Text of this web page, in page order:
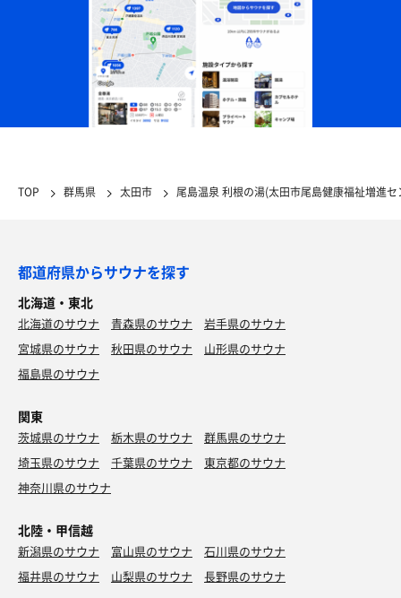
TOP 群馬県 太田市 尾島温泉 利根の湯(太田市尾島健康福祉増進セ
都道府県からサウナを探す
北海道・東北
北海道のサウナ 青森県のサウナ
岩手県のサウナ
宮城県のサウナ
秋田県のサウナ
山形県のサウナ
福島県のサウナ
関東
茨城県のサウナ 栃木県のサウナ
群馬県のサウナ
埼玉県のサウナ
千葉県のサウナ
東京都のサウナ
神奈川県のサウナ
北陸・甲信越
新潟県のサウナ 富山県のサウナ
石川県のサウナ
福井県のサウナ
山梨県のサウナ 長野県のサウナ